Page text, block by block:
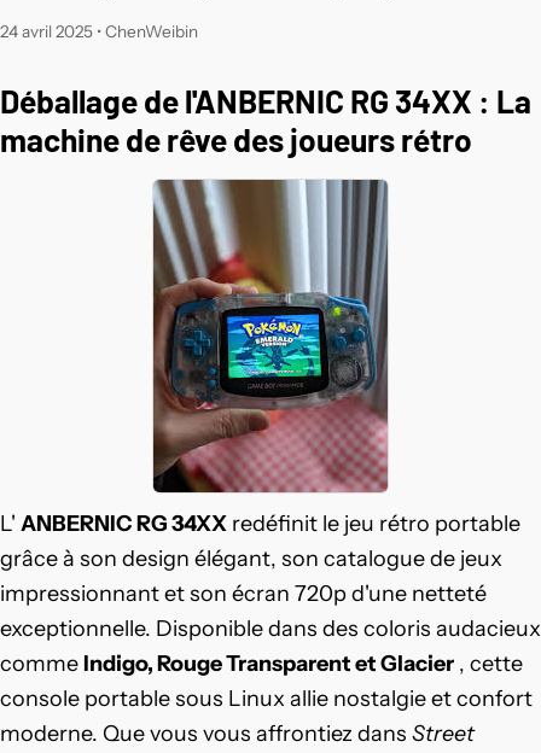
24 avril 2025 • ChenWeibin
Déballage de l'ANBERNIC RG 34XX : La
machine de rêve des joueurs rétro
L' ANBERNIC RG 34XX redéfinit le jeu rétro portable
grâce à son design élégant, son catalogue de jeux
impressionnant et son écran 720p d'une netteté
exceptionnelle. Disponible dans des coloris audacieux
commeIndigo, Rouge Transparent et Glacier , cette
console portable sous Linux allie nostalgie et confort
moderne. Que vous vous affrontiez dans Street